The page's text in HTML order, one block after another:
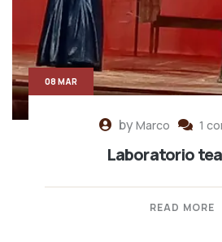
byMarco 1
Laboratorio
READ MORE
08 MAR